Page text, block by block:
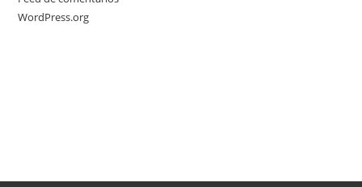
WordPress.org